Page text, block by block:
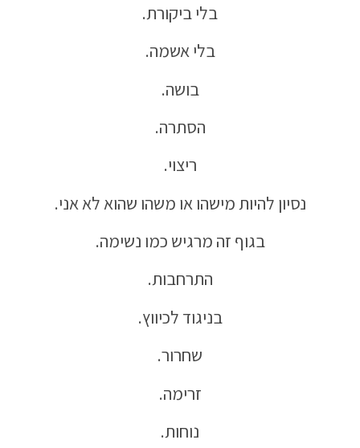
בלי ביקורת.
בלי אשמה.
בושה.
הסתרה.
ריצוי.
נסיון להיות מישהו או משהו שהוא לא אני.
בגוף זה מרגיש כמו נשימה.
התרחבות.
בניגוד לכיווץ.
שחרור.
זרימה.
נוחות.